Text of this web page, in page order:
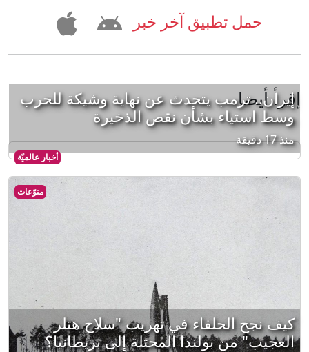
حمل تطبيق آخر خبر
إقرأ أيضا
أخبار عالميّة
إيران.. ترمب يتحدث عن نهاية وشيكة للحرب
وسط استياء بشأن نقص الذخيرة
منذ 17 دقيقة
منوّعات
كيف نجح الحلفاء في تهريب "سلاح هتلر
العجيب" من بولندا المحتلة إلى بريطانيا؟